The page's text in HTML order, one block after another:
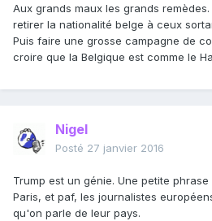
Aux grands maux les grands
retirer la nationalité belge à ceux
Puis faire une grosse campagne de
croire que la Belgique est comme le
Nigel
Posté 27 janvier 2016
Trump est un génie. Une petite
Paris, et paf, les journalistes
qu'on parle de leur pays.